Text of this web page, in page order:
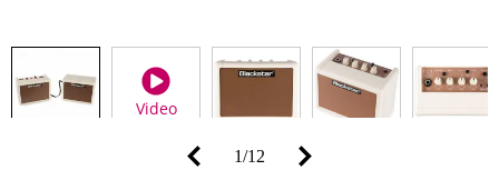
Video
1/12